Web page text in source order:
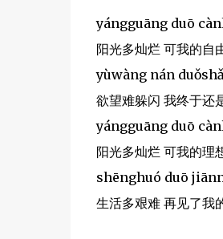
yángguāng duō
阳光多灿烂 可我的自
yùwàng nán
欲望难躲闪 我终于还
yángguāng duō
阳光多灿烂 可我的理
shēnghuó duō
生活多艰难 再见了我